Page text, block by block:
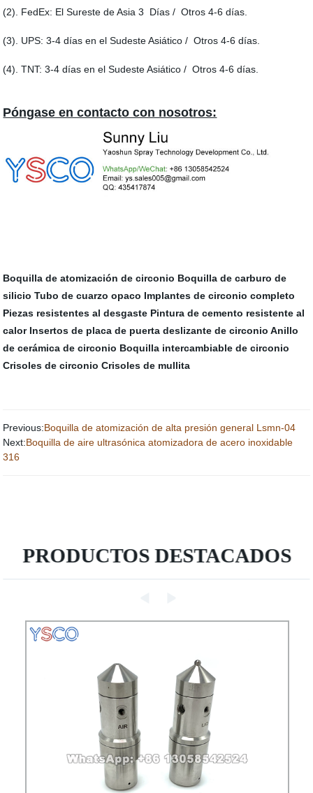
(2). FedEx: El Sureste de Asia 3 Días / Otros 4-6 días.
(3). UPS: 3-4 días en el Sudeste Asiático / Otros 4-6 días.
(4). TNT: 3-4 días en el Sudeste Asiático / Otros 4-6 días.
Póngase en contacto con nosotros:
Boquilla de atomización de circonio Boquilla de carburo de
silicio Tubo de cuarzo opaco Implantes de circonio completo
Piezas resistentes al desgaste Pintura de cemento resistente al
calor Insertos de placa de puerta deslizante de circonio Anillo
de cerámica de circonio Boquilla intercambiable de circonio
Crisoles de circonio Crisoles de mullita
Previous:Boquilla de atomización de alta presión general Lsmn-04
Next:Boquilla de aire ultrasónica atomizadora de acero inoxidable
316
PRODUCTOS DESTACADOS